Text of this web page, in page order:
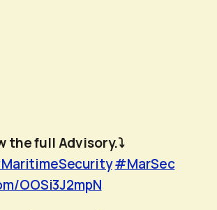
the full Advisory.⤵️
#MarSec
OOSi3J2mpN